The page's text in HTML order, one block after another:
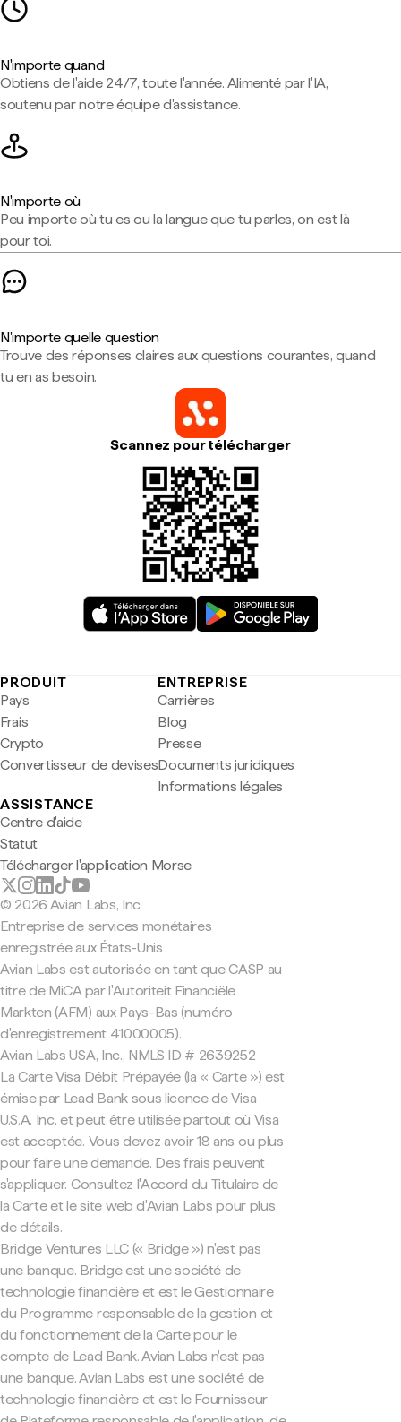
N'importe quand
Obtiens de l'aide 24/7, toute l'année. Alimenté par l'IA,
soutenu par notre équipe d'assistance.
N'importe où
Peu importe où tu es ou la langue que tu parles, on est là
pour toi.
N'importe quelle question
Trouve des réponses claires aux questions courantes, quand
tu en as besoin.
Scannez pour télécharger
PRODUIT
Pays
Frais
Crypto
Convertisseur de devises
ENTREPRISE
Carrières
Blog
Presse
Documents juridiques
Informations légales
ASSISTANCE
Centre d'aide
Statut
Télécharger l'application Morse
© 2026 Avian Labs, Inc
Entreprise de services monétaires
enregistrée aux États-Unis
Avian Labs est autorisée en tant que CASP au
titre de MiCA par l'Autoriteit Financiële
Markten (AFM) aux Pays-Bas (numéro
d'enregistrement 41000005).
Avian Labs USA, Inc., NMLS ID # 2639252
La Carte Visa Débit Prépayée (la « Carte ») est
émise par Lead Bank sous licence de Visa
U.S.A. Inc. et peut être utilisée partout où Visa
est acceptée. Vous devez avoir 18 ans ou plus
pour faire une demande. Des frais peuvent
s'appliquer. Consultez l'Accord du Titulaire de
la Carte et le site web d'Avian Labs pour plus
de détails.
Bridge Ventures LLC (« Bridge ») n'est pas
une banque. Bridge est une société de
technologie financière et est le Gestionnaire
du Programme responsable de la gestion et
du fonctionnement de la Carte pour le
compte de Lead Bank. Avian Labs n'est pas
une banque. Avian Labs est une société de
technologie financière et est le Fournisseur